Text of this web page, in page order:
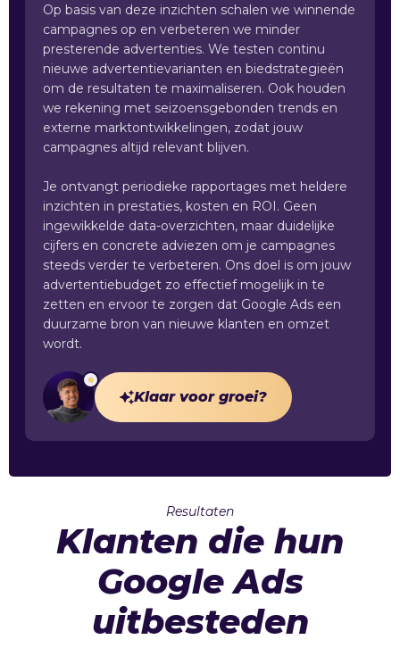
Op basis van deze inzichten schalen we winnende
campagnes op en verbeteren we minder
presterende advertenties. We testen continu
nieuwe advertentievarianten en biedstrategieën
om de resultaten te maximaliseren. Ook houden
we rekening met seizoensgebonden trends en
externe marktontwikkelingen, zodat jouw
campagnes altijd relevant blijven.
Je ontvangt periodieke rapportages met heldere
inzichten in prestaties, kosten en ROI. Geen
ingewikkelde data-overzichten, maar duidelijke
cijfers en concrete adviezen om je campagnes
steeds verder te verbeteren. Ons doel is om jouw
advertentiebudget zo effectief mogelijk in te
zetten en ervoor te zorgen dat Google Ads een
duurzame bron van nieuwe klanten en omzet
wordt.
Klaar voor groei?
Resultaten
Klanten die hun
Google Ads
uitbesteden